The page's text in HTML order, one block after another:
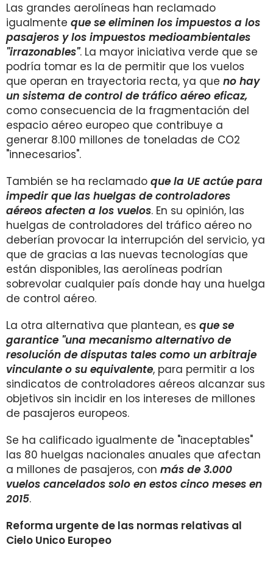
Las grandes aerolíneas han reclamado
igualmente que se eliminen los impuestos a los
pasajeros y los impuestos medioambientales
"irrazonables". La mayor iniciativa verde que se
podría tomar es la de permitir que los vuelos
que operan en trayectoria recta, ya que no hay
un sistema de control de tráfico aéreo eficaz,
como consecuencia de la fragmentación del
espacio aéreo europeo que contribuye a
generar 8.100 millones de toneladas de CO2
"innecesarios".
También se ha reclamado que la UE actúe para
impedir que las huelgas de controladores
aéreos afecten a los vuelos. En su opinión, las
huelgas de controladores del tráfico aéreo no
deberían provocar la interrupción del servicio, ya
que de gracias a las nuevas tecnologías que
están disponibles, las aerolíneas podrían
sobrevolar cualquier país donde hay una huelga
de control aéreo.
La otra alternativa que plantean, es que se
garantice "una mecanismo alternativo de
resolución de disputas tales como un arbitraje
vinculante o su equivalente, para permitir a los
sindicatos de controladores aéreos alcanzar sus
objetivos sin incidir en los intereses de millones
de pasajeros europeos.
Se ha calificado igualmente de "inaceptables"
las 80 huelgas nacionales anuales que afectan
a millones de pasajeros, con más de 3.000
vuelos cancelados solo en estos cinco meses en
2015.
Reforma urgente de las normas relativas al
Cielo Unico Europeo